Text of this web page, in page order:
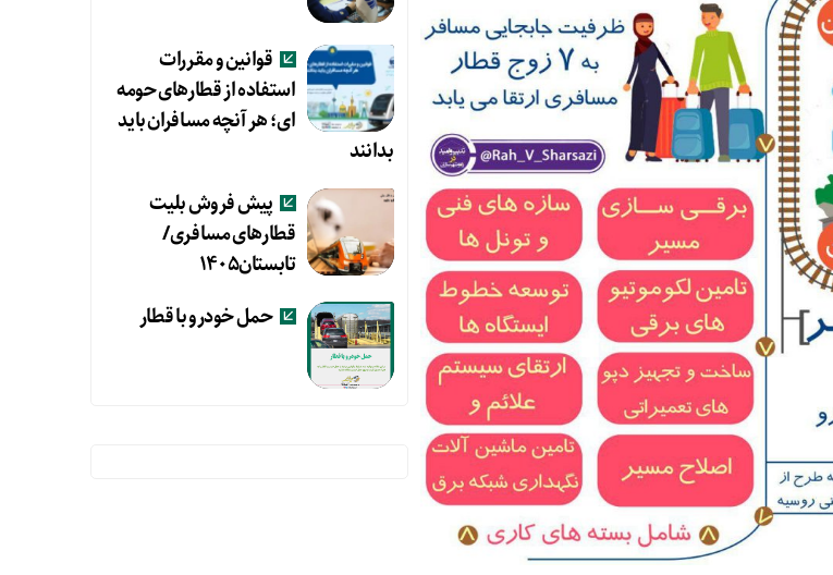
قوانین و مقررات
استفاده از قطارهای حومه
ای؛ هر آنچه مسافران باید
بدانند
پیش فروش بلیت
قطارهای مسافری/
تابستان۱۴۰۵
حمل خودرو با قطار